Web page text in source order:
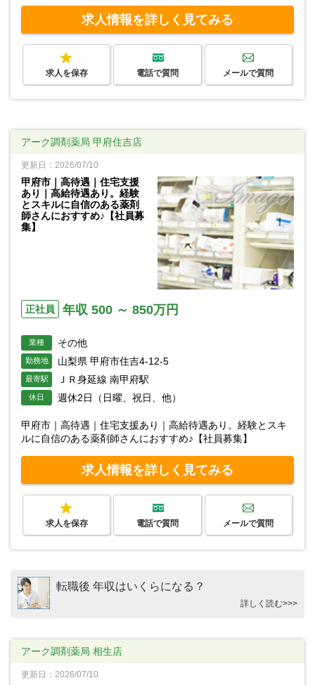
求人情報を詳しく見てみる
求人を保存 電話で質問 メールで質問
アーク調剤薬局 甲府住吉店
更新日：2026/07/10
甲府市｜高待遇｜住宅支援
あり｜高給待遇あり。経験
とスキルに自信のある薬剤
師さんにおすすめ♪【社員募
集】
正社員 年収 500 ～ 850万円
業種 その他
勤務地 山梨県 甲府市住吉4-12-5
最寄駅 ＪＲ身延線 南甲府駅
休日 週休2日（日曜、祝日、他）
甲府市｜高待遇｜住宅支援あり｜高給待遇あり。経験とスキ
ルに自信のある薬剤師さんにおすすめ♪【社員募集】
求人情報を詳しく見てみる
求人を保存 電話で質問 メールで質問
転職後 年収はいくらになる？
詳しく読む>>>
アーク調剤薬局 相生店
更新日：2026/07/10